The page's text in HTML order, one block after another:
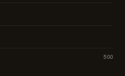
500